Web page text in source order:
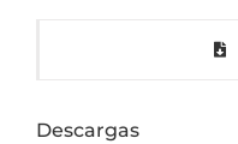
Descargas